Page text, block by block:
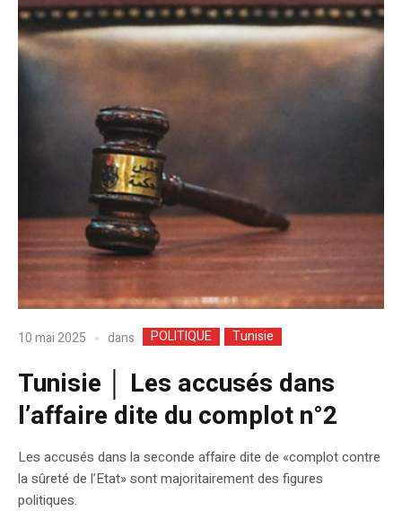
10 mai 2025 dans POLITIQUE Tunisie
Tunisie │ Les accusés dans
l’affaire dite du complot n°2
Les accusés dans la seconde affaire dite de «complot contre
la sûreté de l’Etat» sont majoritairement des figures
politiques.